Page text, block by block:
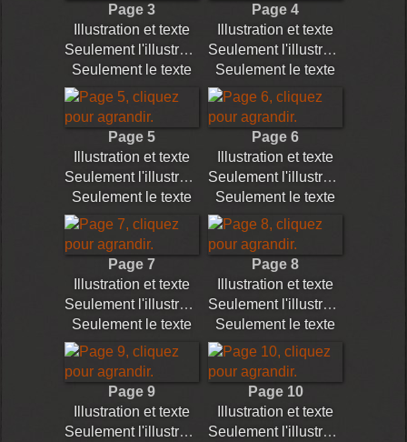
Page 3
Illustration et texte
Seulement l'illustration
Seulement le texte
Page 4
Illustration et texte
Seulement l'illustration
Seulement le texte
Page 5
Illustration et texte
Seulement l'illustration
Seulement le texte
Page 6
Illustration et texte
Seulement l'illustration
Seulement le texte
Page 7
Illustration et texte
Seulement l'illustration
Seulement le texte
Page 8
Illustration et texte
Seulement l'illustration
Seulement le texte
Page 9
Illustration et texte
Seulement l'illustration
Page 10
Illustration et texte
Seulement l'illustration